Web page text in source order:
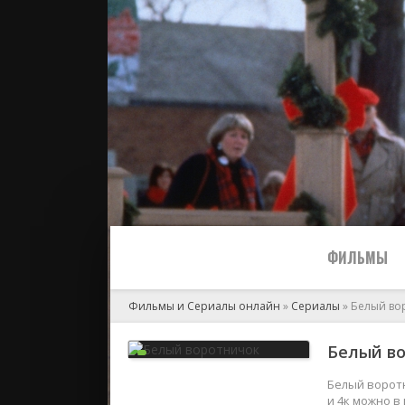
ФИЛЬМЫ
2024
Фильмы и Сериалы онлайн » Сериалы » Белый
Белый
Белый
и 4к можно в